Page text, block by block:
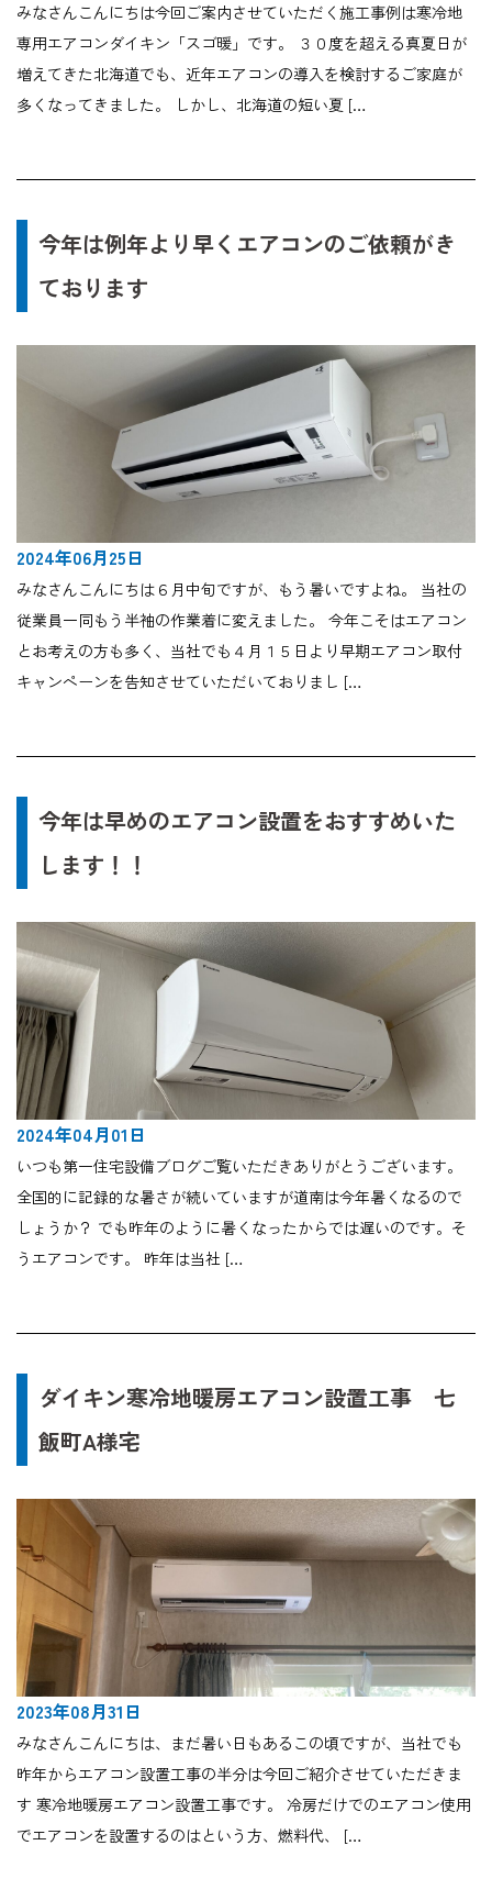
みなさんこんにちは今回ご案内させていただく施工事例は寒冷地
専用エアコンダイキン「スゴ暖」です。 ３０度を超える真夏日が
増えてきた北海道でも、近年エアコンの導入を検討するご家庭が
多くなってきました。 しかし、北海道の短い夏 […
今年は例年より早くエアコンのご依頼がき
ております
2024年06月25日
みなさんこんにちは６月中旬ですが、もう暑いですよね。 当社の
従業員一同もう半袖の作業着に変えました。 今年こそはエアコン
とお考えの方も多く、当社でも４月１５日より早期エアコン取付
キャンペーンを告知させていただいておりまし […
今年は早めのエアコン設置をおすすめいた
します！！
2024年04月01日
いつも第一住宅設備ブログご覧いただきありがとうございます。
全国的に記録的な暑さが続いていますが道南は今年暑くなるので
しょうか？ でも昨年のように暑くなったからでは遅いのです。そ
うエアコンです。 昨年は当社 […
ダイキン寒冷地暖房エアコン設置工事 七
飯町A様宅
2023年08月31日
みなさんこんにちは、まだ暑い日もあるこの頃ですが、当社でも
昨年からエアコン設置工事の半分は今回ご紹介させていただきま
す 寒冷地暖房エアコン設置工事です。 冷房だけでのエアコン使用
でエアコンを設置するのはという方、燃料代、 […